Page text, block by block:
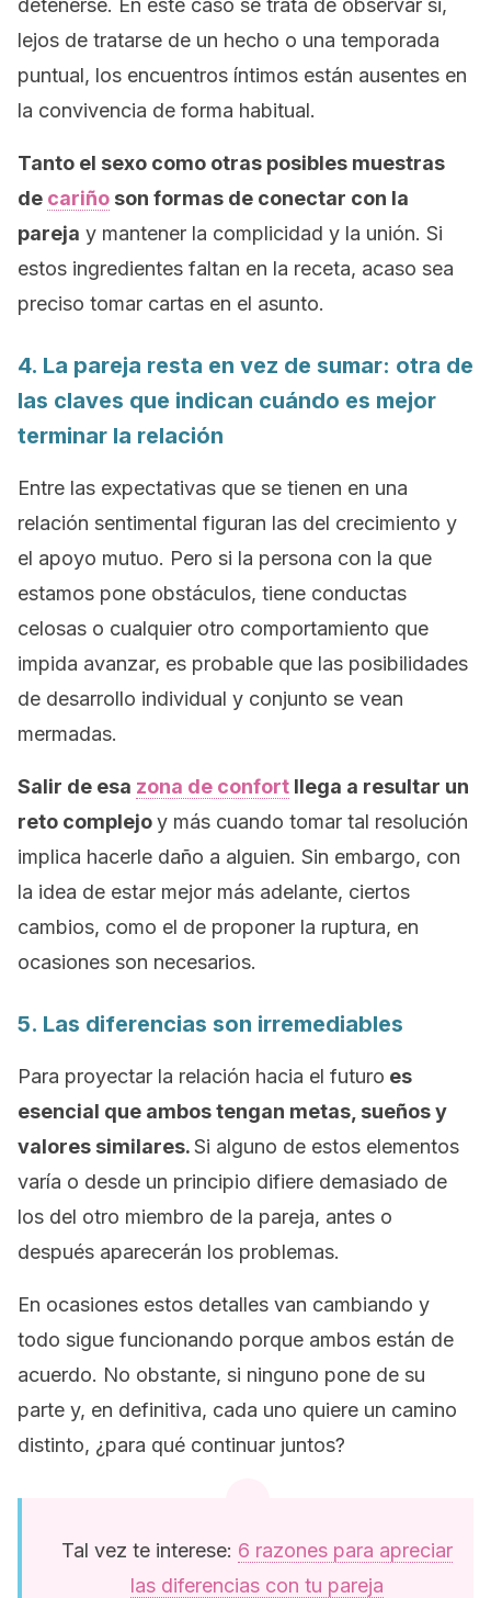
detenerse. En este caso se trata de observar si,
lejos de tratarse de un hecho o una temporada
puntual, los encuentros íntimos están ausentes en
la convivencia de forma habitual.
Tanto el sexo como otras posibles muestras
de cariño son formas de conectar con la
pareja y mantener la complicidad y la unión. Si
estos ingredientes faltan en la receta, acaso sea
preciso tomar cartas en el asunto.
4. La pareja resta en vez de sumar: otra de
las claves que indican cuándo es mejor
terminar la relación
Entre las expectativas que se tienen en una
relación sentimental figuran las del crecimiento y
el apoyo mutuo. Pero si la persona con la que
estamos pone obstáculos, tiene conductas
celosas o cualquier otro comportamiento que
impida avanzar, es probable que las posibilidades
de desarrollo individual y conjunto se vean
mermadas.
Salir de esa zona de confort llega a resultar un
reto complejoy más cuando tomar tal resolución
implica hacerle daño a alguien. Sin embargo, con
la idea de estar mejor más adelante, ciertos
cambios, como el de proponer la ruptura, en
ocasiones son necesarios.
5. Las diferencias son irremediables
Para proyectar la relación hacia el futuro es
esencial que ambos tengan metas, sueños y
valores similares.Si alguno de estos elementos
varía o desde un principio difiere demasiado de
los del otro miembro de la pareja, antes o
después aparecerán los problemas.
En ocasiones estos detalles van cambiando y
todo sigue funcionando porque ambos están de
acuerdo. No obstante, si ninguno pone de su
parte y, en definitiva, cada uno quiere un camino
distinto, ¿para qué continuar juntos?
Tal vez te interese: 6 razones para apreciar
las diferencias con tu pareja